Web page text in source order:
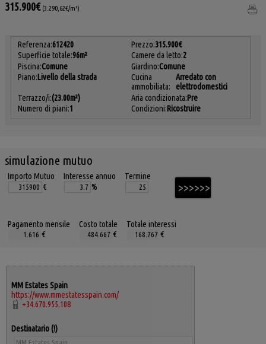
315.900€ (3.290,62€/m²)
Referenza:612420 Prezzo:315.900€
Superficie totale:96m² Camere da letto:2
Piscina:Comune Giardino:Comune
Piano:Livello della strada
Cucina
ammobiliata:
Arredato con
elettrodomestici
Terrazzo/i:(23.00m²) Aria condizionata:Pre
Numero di piani:1 Condizioni:Ricostruire
simulazione mutuo
Importo Mutuo
€
Interesse annuo
%
Termine
Pagamento mensile
€
Costo totale
€
Totale interessi
€
MM Estates Spain
https://www.mmestatesspain.com/
+34.670.955.108
Destinatario